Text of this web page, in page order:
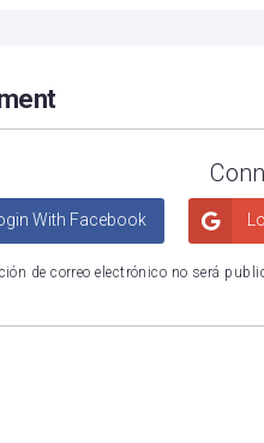
With Facebook
de correo electrónico no será